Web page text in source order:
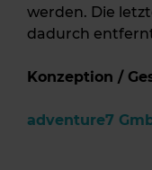
werden. Die
dadurch
Konzeption /
adventure7